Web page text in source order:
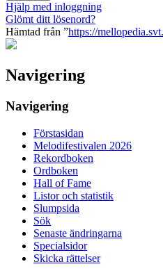
Hjälp med inloggning
Glömt ditt lösenord?
Hämtad från ”https://
Navigering
Navigering
Förstasidan
Melodifestivalen 2026
Rekordboken
Ordboken
Hall of Fame
Listor och statistik
Slumpsida
Sök
Senaste ändringarna
Specialsidor
Skicka rättelser